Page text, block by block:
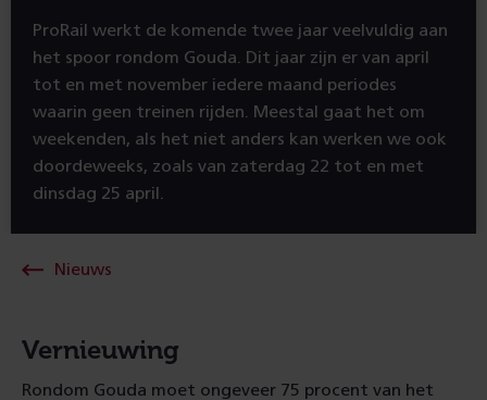
ProRail werkt de komende twee jaar veelvuldig aan
het spoor rondom Gouda. Dit jaar zijn er van april
tot en met november iedere maand periodes
waarin geen treinen rijden. Meestal gaat het om
weekenden, als het niet anders kan werken we ook
doordeweeks, zoals van zaterdag 22 tot en met
dinsdag 25 april.
Nieuws
Vernieuwing
Rondom Gouda moet ongeveer 75 procent van het